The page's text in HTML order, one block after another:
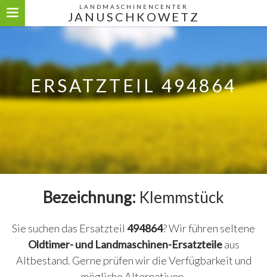
LANDMASCHINENCENTER
JANUSCHKOWETZ
ERSATZTEIL 494864
Bezeichnung: Klemmstück
Sie suchen das Ersatzteil 494864? Wir führen seltene
Oldtimer- und Landmaschinen-Ersatzteileaus
Altbestand. Gerne prüfen wir die Verfügbarkeit und